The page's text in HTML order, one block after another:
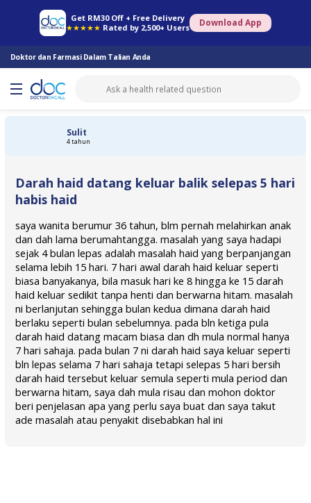
Get RM30 Off + Free Delivery
★★★★★ Rated by 2,500+ Users Download App
Doktor dan Farmasi Dalam Talian Anda
Farmasi Online Konsult Doktor Saringan Kesihatan Konsult Pakar
Sulit
4 tahun
Darah haid datang keluar balik selepas 5 hari
habis haid
saya wanita berumur 36 tahun, blm pernah melahirkan anak
dan dah lama berumahtangga. masalah yang saya hadapi
sejak 4 bulan lepas adalah masalah haid yang berpanjangan
selama lebih 15 hari. 7 hari awal darah haid keluar seperti
biasa banyakanya, bila masuk hari ke 8 hingga ke 15 darah
haid keluar sedikit tanpa henti dan berwarna hitam. masalah
ni berlanjutan sehingga bulan kedua dimana darah haid
berlaku seperti bulan sebelumnya. pada bln ketiga pula
darah haid datang macam biasa dan dh mula normal hanya
7 hari sahaja. pada bulan 7 ni darah haid saya keluar seperti
bln lepas selama 7 hari sahaja tetapi selepas 5 hari bersih
darah haid tersebut keluar semula seperti mula period dan
berwarna hitam, saya dah mula risau dan mohon doktor
beri penjelasan apa yang perlu saya buat dan saya takut
ade masalah atau penyakit disebabkan hal ini